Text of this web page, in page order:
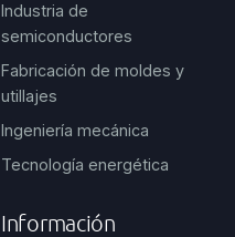
Industria de
semiconductores
Fabricación de moldes y
utillajes
Ingeniería mecánica
Tecnología energética
Información